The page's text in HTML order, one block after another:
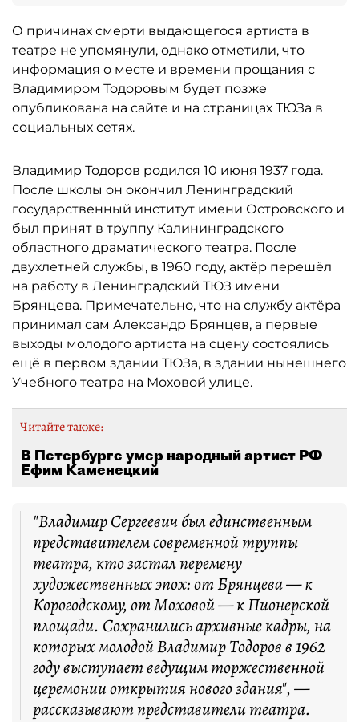
О причинах смерти выдающегося артиста в
театре не упомянули, однако отметили, что
информация о месте и времени прощания с
Владимиром Тодоровым будет позже
опубликована на сайте и на страницах ТЮЗа в
социальных сетях.
Владимир Тодоров родился 10 июня 1937 года.
После школы он окончил Ленинградский
государственный институт имени Островского и
был принят в труппу Калининградского
областного драматического театра. После
двухлетней службы, в 1960 году, актёр перешёл
на работу в Ленинградский ТЮЗ имени
Брянцева. Примечательно, что на службу актёра
принимал сам Александр Брянцев, а первые
выходы молодого артиста на сцену состоялись
ещё в первом здании ТЮЗа, в здании нынешнего
Учебного театра на Моховой улице.
Читайте также:
В Петербурге умер народный артист РФ
Ефим Каменецкий
"Владимир Сергеевич был единственным
представителем современной труппы
театра, кто застал перемену
художественных эпох: от Брянцева — к
Корогодскому, от Моховой — к Пионерской
площади. Сохранились архивные кадры, на
которых молодой Владимир Тодоров в 1962
году выступает ведущим торжественной
церемонии открытия нового здания", —
рассказывают представители театра.